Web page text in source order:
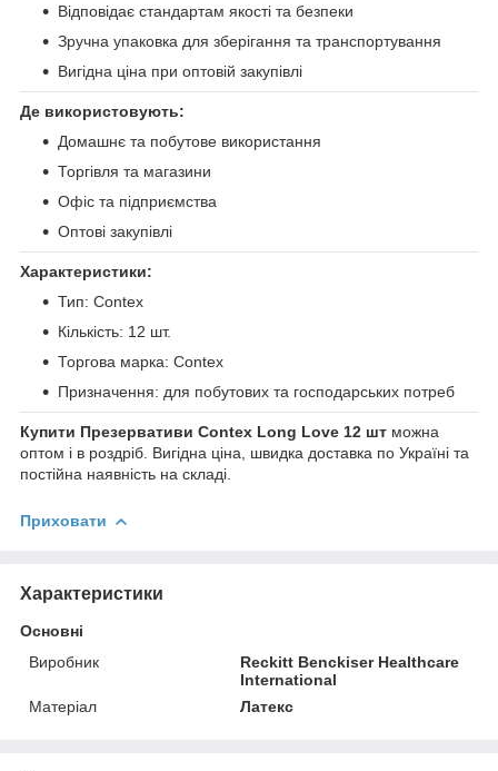
Відповідає стандартам якості та безпеки
Зручна упаковка для зберігання та транспортування
Вигідна ціна при оптовій закупівлі
Де використовують:
Домашнє та побутове використання
Торгівля та магазини
Офіс та підприємства
Оптові закупівлі
Характеристики:
Тип: Contex
Кількість: 12 шт.
Торгова марка: Contex
Призначення: для побутових та господарських потреб
Купити Презервативи Contex Long Love 12 шт можна
оптом і в роздріб. Вигідна ціна, швидка доставка по Україні та
постійна наявність на складі.
Приховати
Характеристики
Основні
Виробник
Reckitt Benckiser Healthcare
International
Матеріал
Латекс